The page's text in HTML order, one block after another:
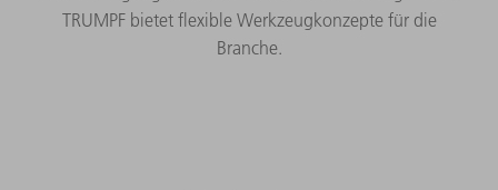
TRUMPF bietet flexible Werkzeugkonzepte für die
Branche.